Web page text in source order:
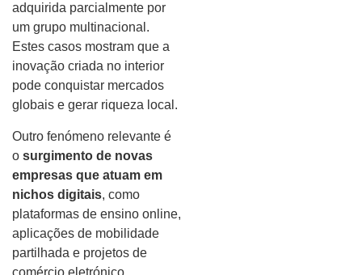
adquirida parcialmente por
um grupo multinacional.
Estes casos mostram que a
inovação criada no interior
pode conquistar mercados
globais e gerar riqueza local.
Outro fenómeno relevante é
o surgimento de novas
empresas que atuam em
nichos digitais, como
plataformas de ensino online,
aplicações de mobilidade
partilhada e projetos de
comércio eletrónico